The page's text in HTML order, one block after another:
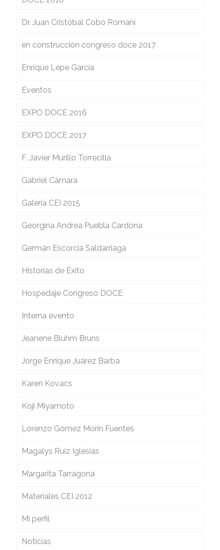
Dr. Juan Cristóbal Cobo Romaní
en construcción congreso doce 2017
Enrique Lepe García
Eventos
EXPO DOCE 2016
EXPO DOCE 2017
F. Javier Murillo Torrecilla
Gabriel Cámara
Galería CEI 2015
Georgina Andrea Puebla Cardona
Germán Escorcia Saldarriaga
Historias de Éxito
Hospedaje Congreso DOCE
Interna evento
Jeanene Bluhm Bruns
Jorge Enrique Juárez Barba
Karen Kovacs
Koji Miyamoto
Lorenzo Gómez Morin Fuentes
Magalys Ruiz Iglesias
Margarita Tarragona
Materiales CEI 2012
Mi perfil
Noticias